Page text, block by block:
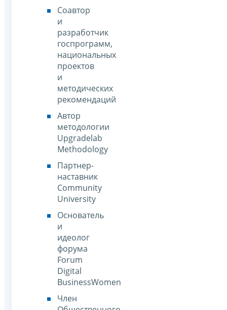
Соавтор
и
разработчик
госпрограмм,
национальных
проектов
и
методических
рекомендаций
Автор
методологии
Upgradelab
Methodology
Партнер-
наставник
Community
University
Основатель
и
идеолог
форума
Forum
Digital
BusinessWomen
Член